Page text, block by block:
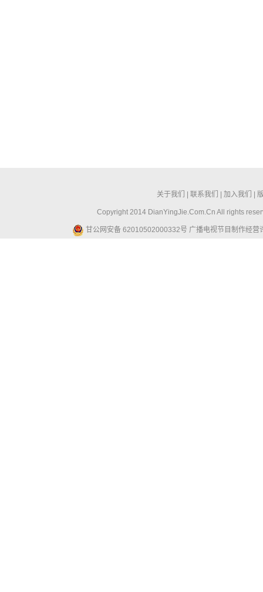
关于我们 联系我们 加入我们
Copyright 2014 DianYingJie.Com.Cn All rights
甘公网安备 62010502000332号 广播电视节目制作经